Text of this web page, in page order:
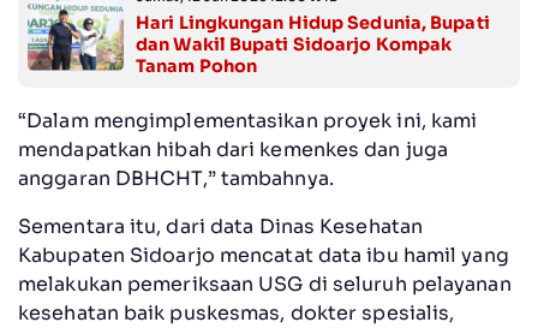
Hari Lingkungan Hidup Sedunia, Bupati
dan Wakil Bupati Sidoarjo Kompak
Tanam Pohon
“Dalam mengimplementasikan proyek ini, kami
mendapatkan hibah dari kemenkes dan juga
anggaran DBHCHT,” tambahnya.
Sementara itu, dari data Dinas Kesehatan
Kabupaten Sidoarjo mencatat data ibu hamil yang
melakukan pemeriksaan USG di seluruh pelayanan
kesehatan baik puskesmas, dokter spesialis,